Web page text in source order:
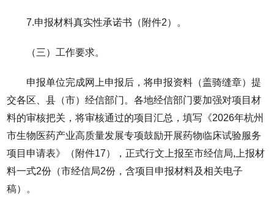
7.申报材料真实性承诺书（附件2）。
（三）工作要求。
申报单位完成网上申报后，将申报资料（盖骑缝章）提
交各区、县（市）经信部门。各地经信部门要加强对项目材
料的审核把关，将审核通过的项目汇总，填写《2026年杭州
市生物医药产业高质量发展专项鼓励开展药物临床试验服务
项目申请表》（附件17），正式行文上报至市经信局,上报材
料一式2份（市经信局2份，含项目申报材料及相关电子
稿）。